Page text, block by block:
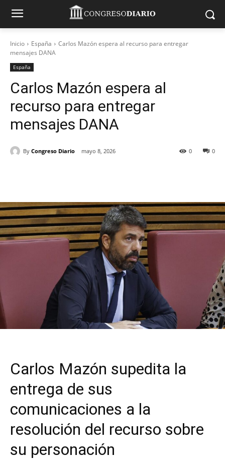
Inicio España
Carlos Mazón espera al recurso para entregar
mensajes DANA
España
Carlos Mazón espera al
recurso para entregar
mensajes DANA
By Congreso Diario mayo 8, 2026 0
0
Carlos Mazón supedita la
entrega de sus
comunicaciones a la
resolución del recurso sobre
su personación